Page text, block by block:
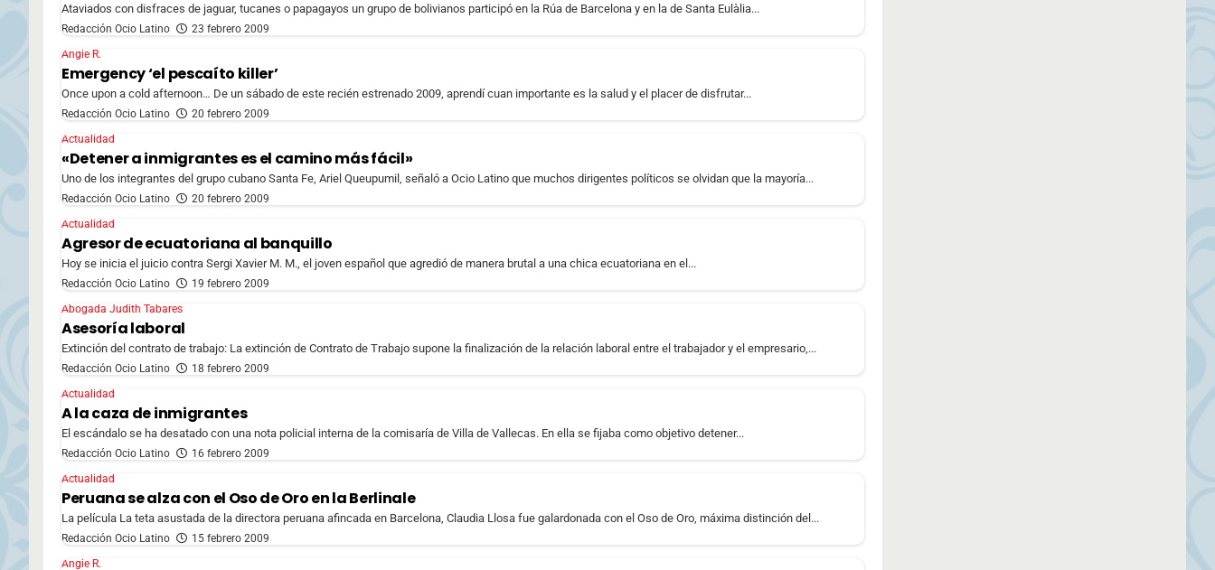
Ataviados con disfraces de jaguar, tucanes o papagayos un grupo de bolivianos participó en la Rúa de Barcelona y en la de Santa Eulàlia...
Redacción Ocio Latino
23 febrero 2009
Angie R.
Emergency ‘el pescaíto killer’
Once upon a cold afternoon… De un sábado de este recién estrenado 2009, aprendí cuan importante es la salud y el placer de disfrutar...
Redacción Ocio Latino
20 febrero 2009
Actualidad
«Detener a inmigrantes es el camino más fácil»
Uno de los integrantes del grupo cubano Santa Fe, Ariel Queupumil, señaló a Ocio Latino que muchos dirigentes políticos se olvidan que la mayoría...
Redacción Ocio Latino
20 febrero 2009
Actualidad
Agresor de ecuatoriana al banquillo
Hoy se inicia el juicio contra Sergi Xavier M. M., el joven español que agredió de manera brutal a una chica ecuatoriana en el...
Redacción Ocio Latino
19 febrero 2009
Abogada Judith Tabares
Asesoría laboral
Extinción del contrato de trabajo: La extinción de Contrato de Trabajo supone la finalización de la relación laboral entre el trabajador y el empresario,...
Redacción Ocio Latino
18 febrero 2009
Actualidad
A la caza de inmigrantes
El escándalo se ha desatado con una nota policial interna de la comisaría de Villa de Vallecas. En ella se fijaba como objetivo detener...
Redacción Ocio Latino
16 febrero 2009
Actualidad
Peruana se alza con el Oso de Oro en la Berlinale
La película La teta asustada de la directora peruana afincada en Barcelona, Claudia Llosa fue galardonada con el Oso de Oro, máxima distinción del...
Redacción Ocio Latino
15 febrero 2009
Angie R.